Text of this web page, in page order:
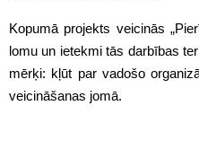
Kopumā projekts veicinās
lomu un ietekmi tās darbības
mērķi: kļūt par vadošo
veicināšanas jomā.